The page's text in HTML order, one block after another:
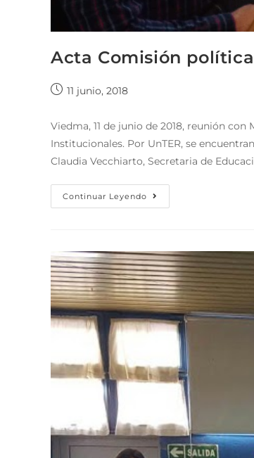
Acta Comisión
11 junio, 2018
Viedma, 11 de junio de 2018, reunión
Institucionales. Por UnTER, se
Claudia Vecchiarto, Secretaria de
Continuar Leyendo